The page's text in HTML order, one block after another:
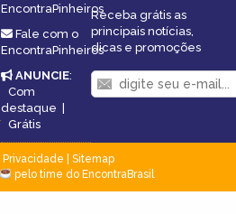
EncontraPinheiros
Fale com o
EncontraPinheiros
ANUNCIE:
Com
destaque |
Grátis
Receba grátis as
principais notícias,
dicas e promoções
Privacidade
Sitemap
pelo time do EncontraBrasil